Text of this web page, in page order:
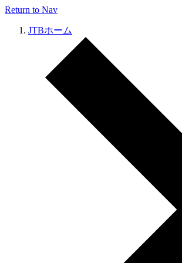
Return to Nav
JTBホーム